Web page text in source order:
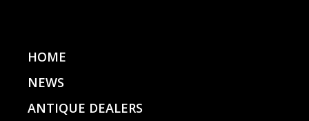
HOME
NEWS
ANTIQUE DEALERS